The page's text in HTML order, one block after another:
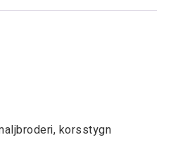
korsstygn